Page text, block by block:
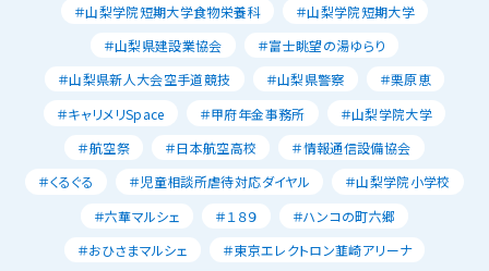
＃山梨学院短期大学食物栄養科
＃山梨学院短期大学
＃山梨県建設業協会
＃富士眺望の湯ゆらり
＃山梨県新人大会空手道競技
＃山梨県警察
＃栗原恵
＃キャリメリSpace
＃甲府年金事務所
＃山梨学院大学
＃航空祭
＃日本航空高校
＃情報通信設備協会
＃くるぐる
＃児童相談所虐待対応ダイヤル
＃山梨学院小学校
＃六華マルシェ
＃１８９
＃ハンコの町六郷
＃おひさまマルシェ
＃東京エレクトロン韮崎アリーナ